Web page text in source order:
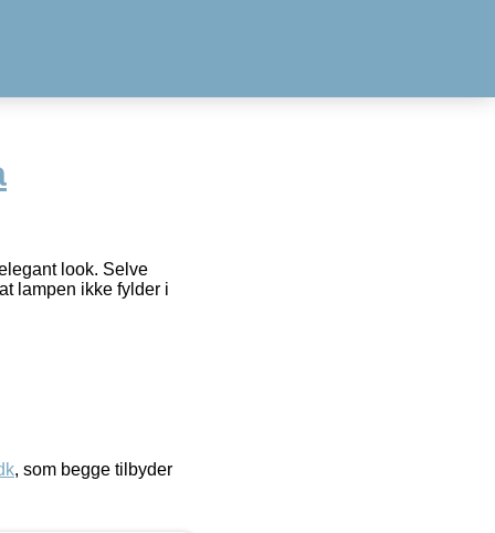
look. Selve
lampen ikke fylder i
, som begge tilbyder